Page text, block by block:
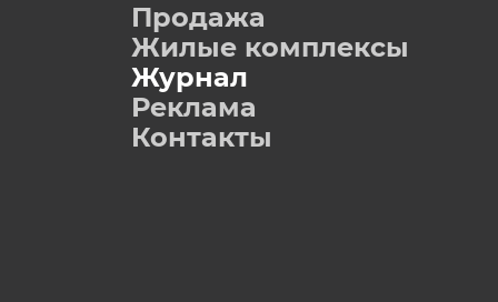
Продажа
Жилые комплексы
Журнал
Реклама
Контакты